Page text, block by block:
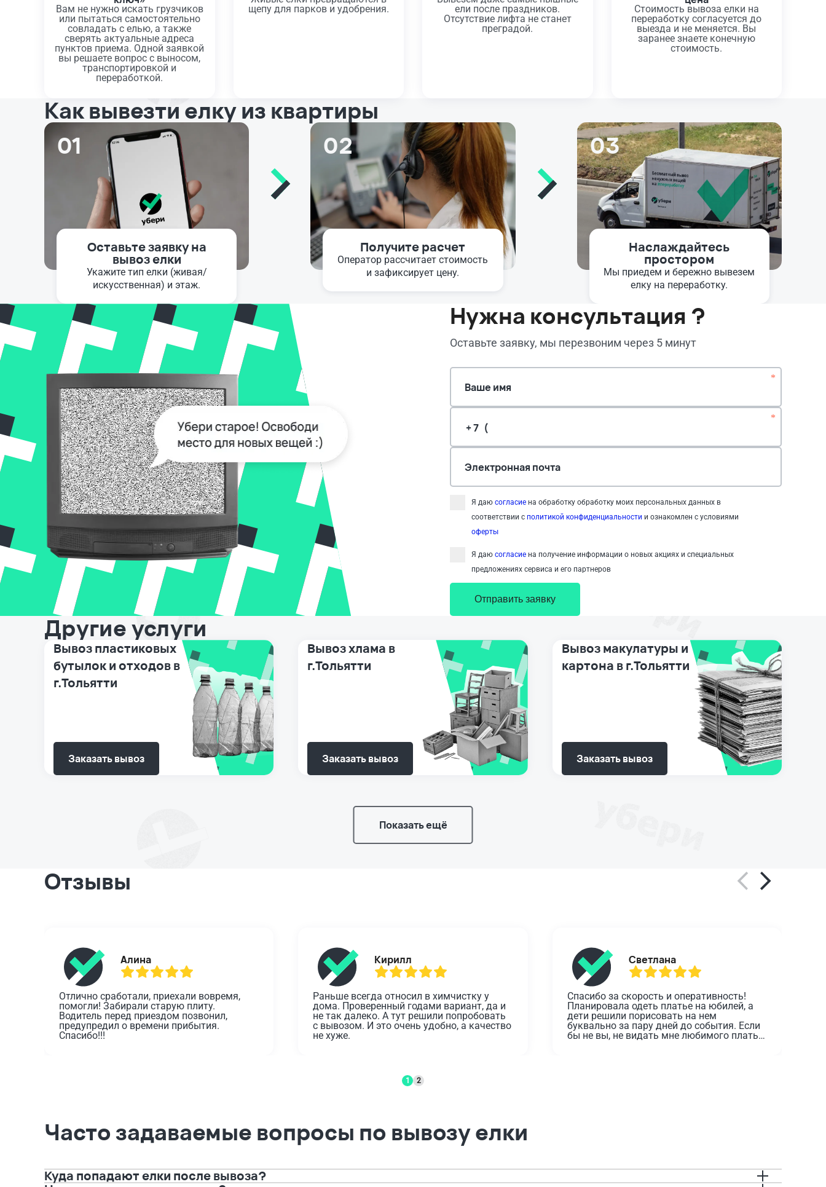
Вам не нужно искать грузчиков
или пытаться самостоятельно
совладать с елью, а также
сверять актуальные адреса
пунктов приема. Одной заявкой
вы решаете вопрос с выносом,
транспортировкой и
переработкой.
щепу для парков и удобрения.
ели после праздников.
Отсутствие лифта не станет
преградой.
Стоимость вывоза елки на
переработку согласуется до
выезда и не меняется. Вы
заранее знаете конечную
стоимость.
Как вывезти елку из квартиры
01
Оставьте заявку на
вывоз елки
Укажите тип елки (живая/
искусственная) и этаж.
02
Получите расчет
Оператор рассчитает стоимость
и зафиксирует цену.
03
Наслаждайтесь
простором
Мы приедем и бережно вывезем
елку на переработку.
Нужна консультация ?
Оставьте заявку, мы перезвоним через 5 минут
Ваше имя
*
*
Электронная почта
Я даю согласие на обработку обработку моих персональных данных в
соответствии с политикой конфиденциальности и ознакомлен с условиями
оферты
Я даю согласие на получение информации о новых акциях и специальных
предложениях сервиса и его партнеров
Отправить заявку
Другие услуги
Вывоз пластиковых
бутылок и отходов в
г.Тольятти
Заказать вывоз
Вывоз хлама в
г.Тольятти
Заказать вывоз
Вывоз макулатуры и
картона в г.Тольятти
Заказать вывоз
Показать ещё
Отзывы
Алина
Отлично сработали, приехали вовремя,
помогли! Забирали старую плиту.
Водитель перед приездом позвонил,
предупредил о времени прибытия.
Спасибо!!!
Кирилл
Раньше всегда относил в химчистку у
дома. Проверенный годами вариант, да и
не так далеко. А тут решили попробовать
с вывозом. И это очень удобно, а качество
не хуже.
Светлана
Спасибо за скорость и оперативность!
Планировала одеть платье на юбилей, а
дети решили порисовать на нем
буквально за пару дней до события. Если
бы не вы, не видать мне любимого платья
1 2
Часто задаваемые вопросы по вывозу елки
Куда попадают елки после вывоза?